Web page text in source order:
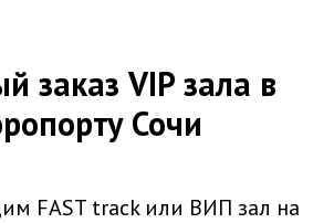
заказ VIP зала в
Сочи
FAST track или ВИП зал на